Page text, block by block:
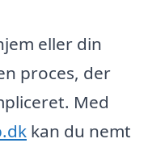
eller din
proces, der
Med
kan du nemt